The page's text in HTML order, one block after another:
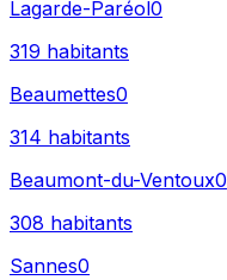
Lagarde-Paréol0
319 habitants
Beaumettes0
314 habitants
Beaumont-du-Ventoux0
308 habitants
Sannes0